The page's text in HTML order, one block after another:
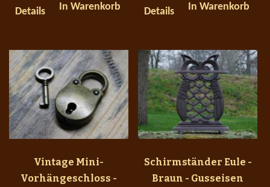
Details In Warenkorb Details In Warenkorb
Vintage Mini-
Vorhängeschloss -
Schirmständer Eule -
Braun - Gusseisen